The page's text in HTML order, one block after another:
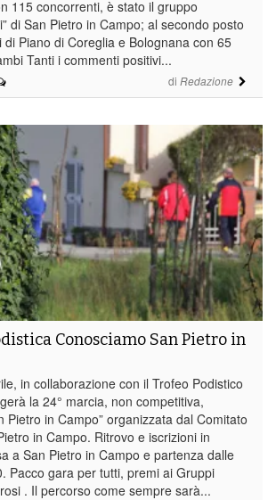
di Redazione
115 concorrenti, è stato il gruppo
di San Pietro in Campo; al secondo posto
Piano di Coreglia e Bolognana con 65
Tanti i commenti positivi...
Conosciamo San Pietro in
in collaborazione con il Trofeo Podistico
la 24° marcia, non competitiva,
Pietro in Campo” organizzata dal Comitato
in Campo. Ritrovo e iscrizioni in
a San Pietro in Campo e partenza dalle
Pacco gara per tutti, premi ai Gruppi
. Il percorso come sempre sarà...